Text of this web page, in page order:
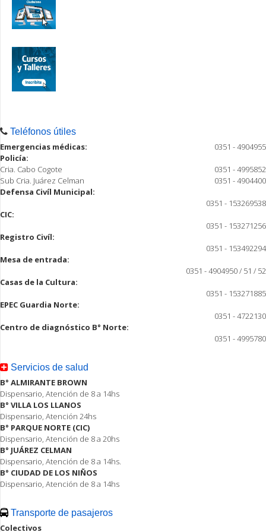
Teléfonos útiles
Emergencias médicas:
0351 - 4904955
Policía:
Cria. Cabo Cogote
0351 - 4995852
Sub Cria. Juárez Celman
0351 - 4904400
Defensa Civíl Municipal:
0351 - 153269538
CIC:
0351 - 153271256
Registro Civíl:
0351 - 153492294
Mesa de entrada:
0351 - 4904950 / 51 / 52
Casas de la Cultura:
0351 - 153271885
EPEC Guardia Norte:
0351 - 4722130
Centro de diagnóstico B° Norte:
0351 - 4995780
Servicios de salud
B° ALMIRANTE BROWN
Dispensario, Atención de 8 a 14hs
B° VILLA LOS LLANOS
Dispensario, Atención 24hs
B° PARQUE NORTE (CIC)
Dispensario, Atención de 8 a 20hs
B° JUÁREZ CELMAN
Dispensario, Atención de 8 a 14hs.
B° CIUDAD DE LOS NIÑOS
Dispensario, Atención de 8 a 14hs
Transporte de pasajeros
Colectivos